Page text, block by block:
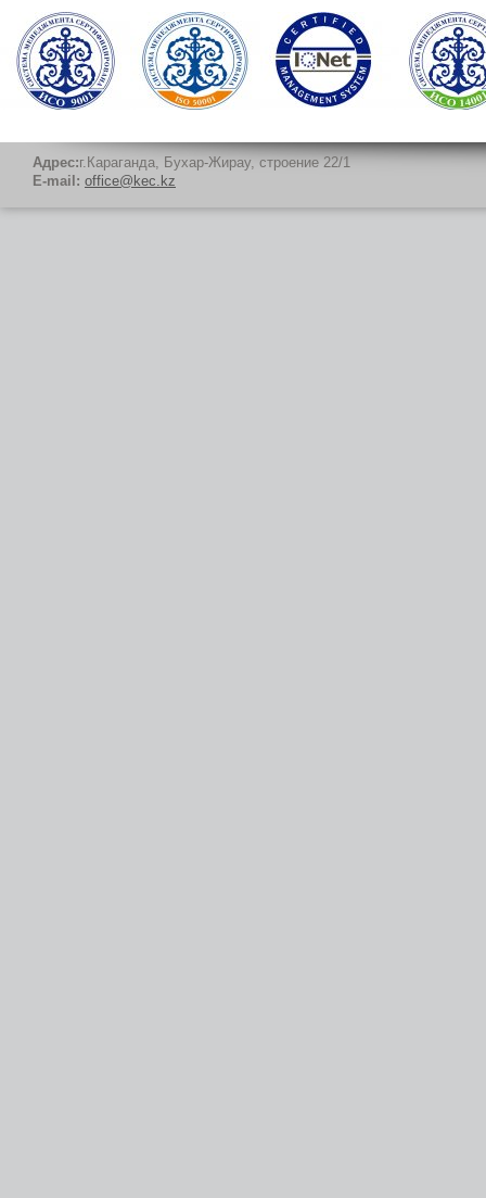
Адрес:г.Караганда, Бухар-Жирау, строение 22/1
E-mail: office@kec.kz